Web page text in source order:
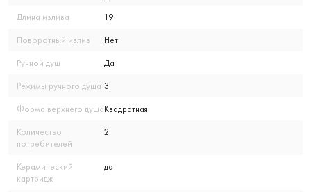
Длина излива 19
Поворотный излив Нет
Ручной душ Да
Режимы ручного душа 3
Форма верхнего душаКвадратная
Количество
потребителей
2
Керамический
картридж
да